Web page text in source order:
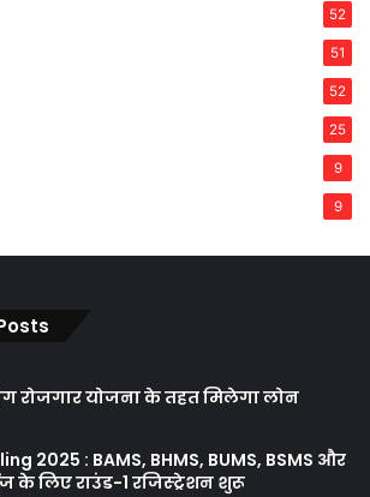
52
51
52
25
9
9
रोजगार योजना के तहत मिलेगा लोन
2025 : BAMS, BHMS, BUMS, BSMS और
के लिए राउंड-1 रजिस्ट्रेशन शुरू